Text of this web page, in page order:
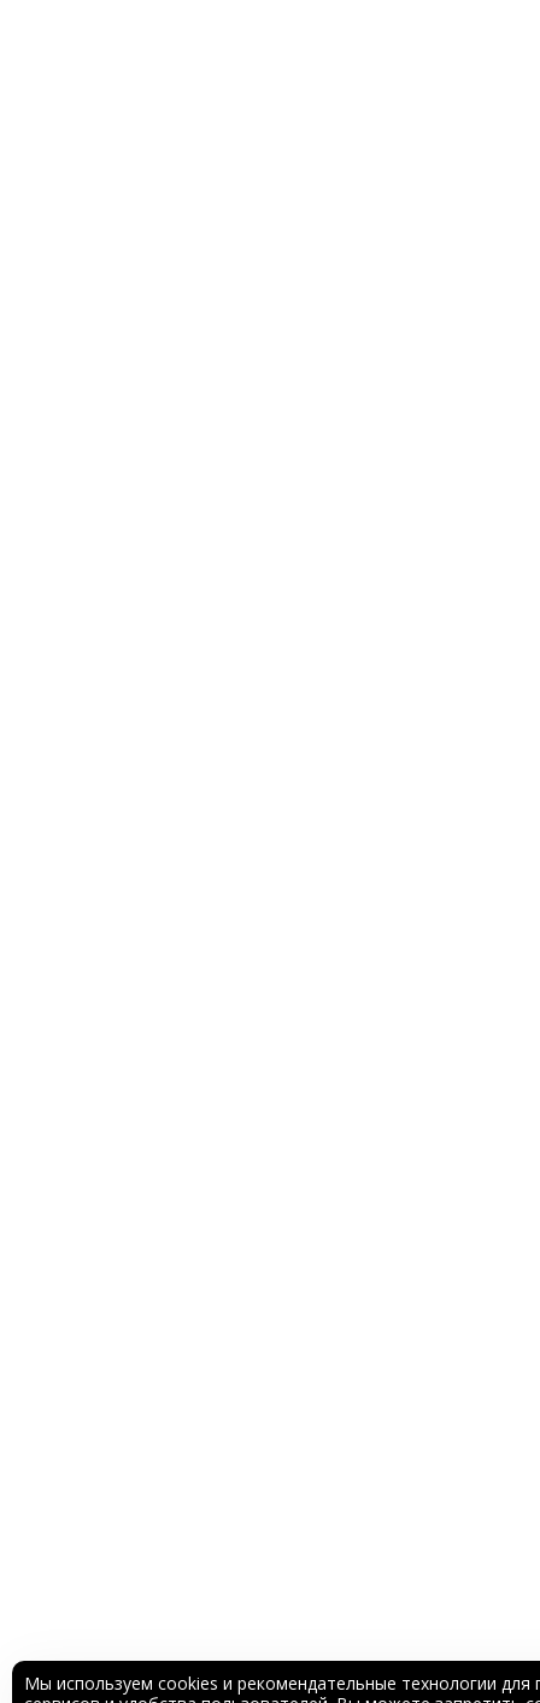
Мы используем cookies и рекомендательные технологии для